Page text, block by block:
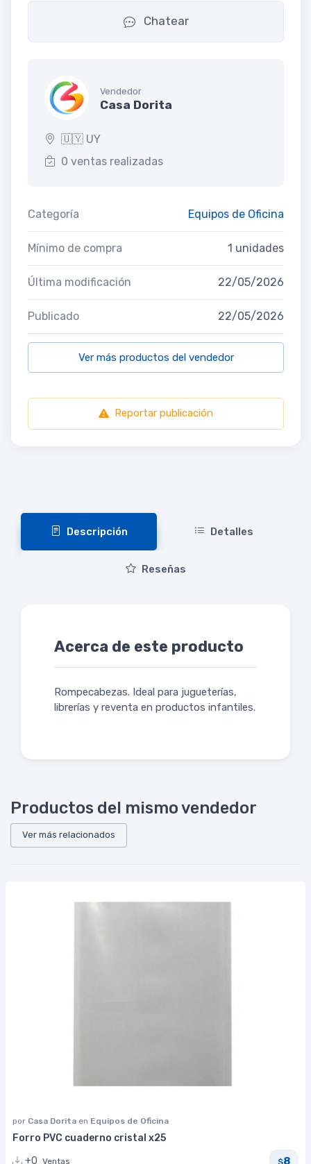
Chatear
Vendedor
Casa Dorita
🇺🇾 UY
0 ventas realizadas
Categoría Equipos de Oficina
Mínimo de compra 1 unidades
Última modificación 22/05/2026
Publicado 22/05/2026
Ver más productos del vendedor
Reportar publicación
Descripción Detalles
Reseñas
Acerca de este producto
Rompecabezas. Ideal para jugueterías,
librerías y reventa en productos infantiles.
Productos del mismo vendedor
Ver más relacionados
por Casa Dorita en Equipos de Oficina
Forro PVC cuaderno cristal x25
+0 Ventas $8